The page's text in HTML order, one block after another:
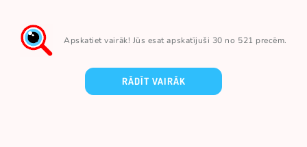
Apskatiet vairāk! Jūs esat apskatījuši 30 no 521 precēm.
RĀDĪT VAIRĀK